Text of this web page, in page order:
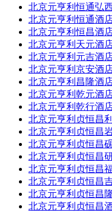
北京元亨利恒通弘
北京元亨利恒通酒
北京元亨利恒昌酒
北京元亨利天元酒
北京元亨利元吉酒
北京元亨利京安酒
北京元亨利昌隆酒
北京元亨利乾元酒
北京元亨利乾行酒
北京元亨利贞恒昌
北京元亨利贞恒昌
北京元亨利贞恒昌
北京元亨利贞恒昌
北京元亨利贞恒昌
北京元亨利贞恒昌
北京元亨利贞恒昌
北京元亨利贞恒昌